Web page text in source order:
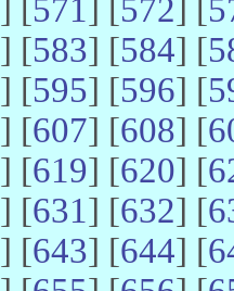
] [571] [572] [
] [583] [584] [
] [595] [596] [
] [607] [608] [
] [619] [620] [
] [631] [632] [
] [643] [644] [